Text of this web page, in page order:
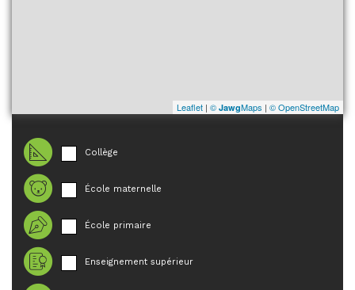
Leaflet | © JawgMaps | © OpenStreetMap
Collège
École maternelle
École primaire
Enseignement supérieur